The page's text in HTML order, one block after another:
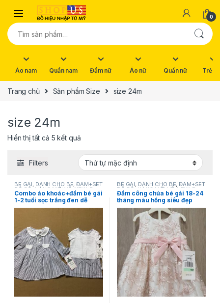
Skip to navigation
Skip to content
0
Tìm kiếm:
Áo nam Quần nam Đầm nữ Áo nữ Quần nữ Trẻ
Trang chủ Sản phẩm Size size 24m
size 24m
Hiển thị tất cả 5 kết quả
Filters
BÉ GÁI, DÀNH CHO BÉ,ĐẦM+SET
ĐỒ BỘ HÀNG MỚI VỀ,NEW,Rare
editions ,SẢN PHẨM KHUYẾN
MÃI
Combo áo khoác+đầm bé gái
1-2 tuổi sọc trắng đen dễ
thương hiệu Rare Editions
BÉ GÁI, DÀNH CHO BÉ,ĐẦM+SET
ĐỒ BỘ ,HÀNG MỚI VỀ NEW,Rare
editions
Đầm công chúa bé gái 18-24
tháng màu hồng siêu đẹp
hiệu Rare Editions hàng hiệu
mỹ chính hãng